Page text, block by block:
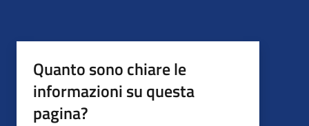
Quanto sono chiare le
informazioni su questa
pagina?